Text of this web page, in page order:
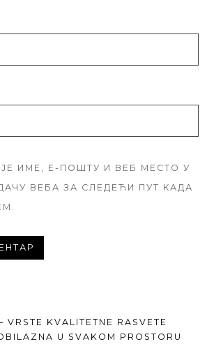
ИМЕ, Е-ПОШТУ И ВЕБ МЕСТО У
ВЕБА ЗА СЛЕДЕЋИ ПУТ КАДА
VRSTE KVALITETNE RASVETE
U SVAKOM PROSTORU